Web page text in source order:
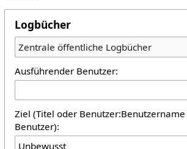
Logbücher
Zentrale öffentliche Logbücher
Ausführender Benutzer:
Ziel (Titel oder
Benutzer):